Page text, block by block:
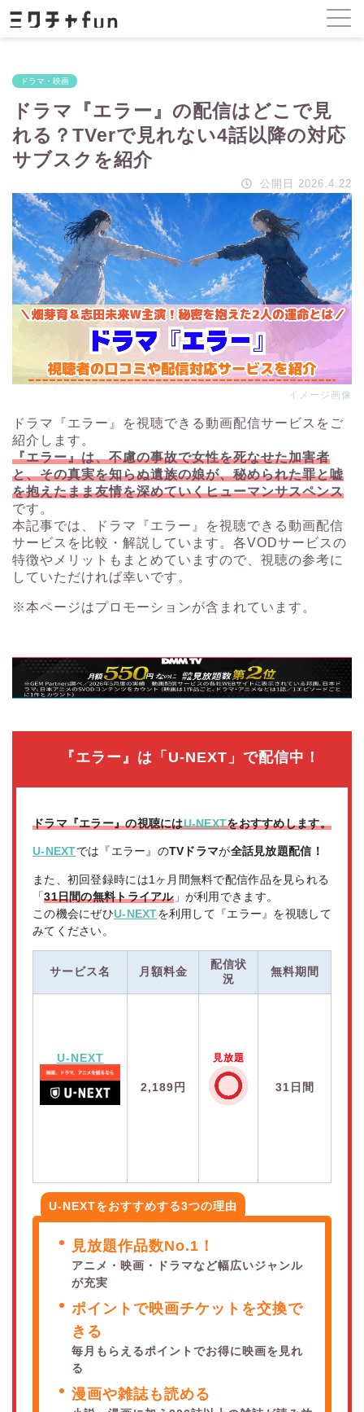
ドラマ・映画
ドラマ『エラー』の配信はどこで見
れる？TVerで見れない4話以降の対応
サブスクを紹介
公開日 2026.4.22
イメージ画像
ドラマ『エラー』を視聴できる動画配信サービスをご
紹介します。
『エラー』は、不慮の事故で女性を死なせた加害者
と、その真実を知らぬ遺族の娘が、秘められた罪と嘘
を抱えたまま友情を深めていくヒューマンサスペンス
です。
本記事では、ドラマ『エラー』を視聴できる動画配信
サービスを比較・解説しています。各VODサービスの
特徴やメリットもまとめていますので、視聴の参考に
していただければ幸いです。
※本ページはプロモーションが含まれています。
『エラー』は「U-NEXT」で配信中！
ドラマ『エラー』の視聴にはU-NEXTをおすすめします。
U-NEXTでは『エラー』のTVドラマが全話見放題配信！
また、初回登録時には1ヶ月間無料で配信作品を見られる
「31日間の無料トライアル」が利用できます。
この機会にぜひU-NEXTを利用して『エラー』を視聴して
みてください。
サービス名 月額料金
配信状
況
無料期間
U-NEXT
2,189円
見放題
31日間
U-NEXTをおすすめする3つの理由
見放題作品数No.1！
アニメ・映画・ドラマなど幅広いジャンル
が充実
ポイントで映画チケットを交換で
きる
毎月もらえるポイントでお得に映画を見れ
る
漫画や雑誌も読める